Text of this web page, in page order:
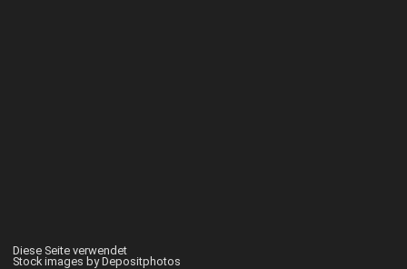
Diese Seite verwendet
Stock images by Depositphotos